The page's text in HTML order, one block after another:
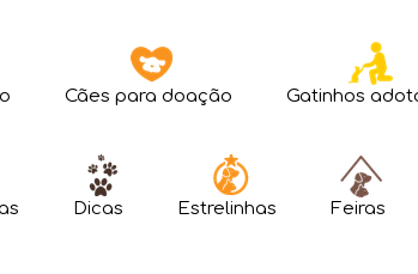
Cães para doação Gatinhos
Dicas Estrelinhas Feiras